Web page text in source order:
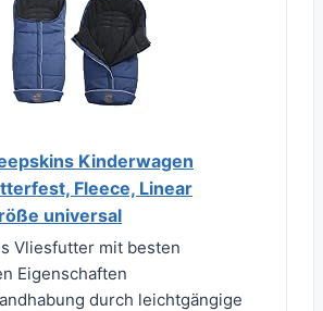
Kinderwagen
Fleece, Linear
universal
Vliesfutter mit besten
Eigenschaften
durch leichtgängige